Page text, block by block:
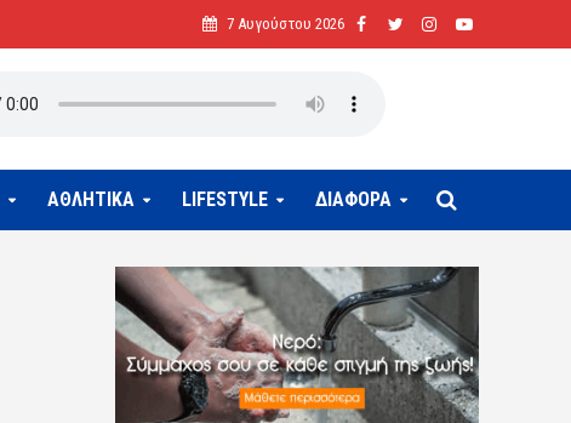
7 Αυγούστου 2026
ΑΘΛΗΤΙΚΑ LIFESTYLE ΔΙΑΦΟΡΑ